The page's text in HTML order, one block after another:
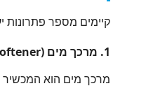
קיימים מספר פתרונות
1. מרכך מים (Water Softener)
מרכך מים הוא המכשיר